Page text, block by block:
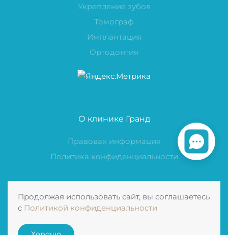
Укрепление зубов
Томограф
Имплантация
Ортодонтия
О клинике Гранд
Правовая информация
Политика конфиденциальности
Контакты Стоматологии
Продолжая использовать сайт, вы соглашаетесь
с Политикой конфиденциальности